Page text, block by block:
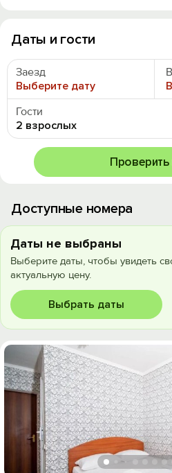
Даты и гости
Заезд
Выберите дату
Гости
2 взрослых
Доступные номера
Даты не выбраны
Выберите даты, чтобы увидеть
актуальную цену.
Выбрать даты